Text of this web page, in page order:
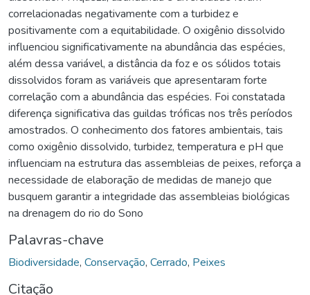
correlacionadas negativamente com a turbidez e
positivamente com a equitabilidade. O oxigênio dissolvido
influenciou significativamente na abundância das espécies,
além dessa variável, a distância da foz e os sólidos totais
dissolvidos foram as variáveis que apresentaram forte
correlação com a abundância das espécies. Foi constatada
diferença significativa das guildas tróficas nos três períodos
amostrados. O conhecimento dos fatores ambientais, tais
como oxigênio dissolvido, turbidez, temperatura e pH que
influenciam na estrutura das assembleias de peixes, reforça a
necessidade de elaboração de medidas de manejo que
busquem garantir a integridade das assembleias biológicas
na drenagem do rio do Sono
Palavras-chave
Biodiversidade, Conservação, Cerrado, Peixes
Citação